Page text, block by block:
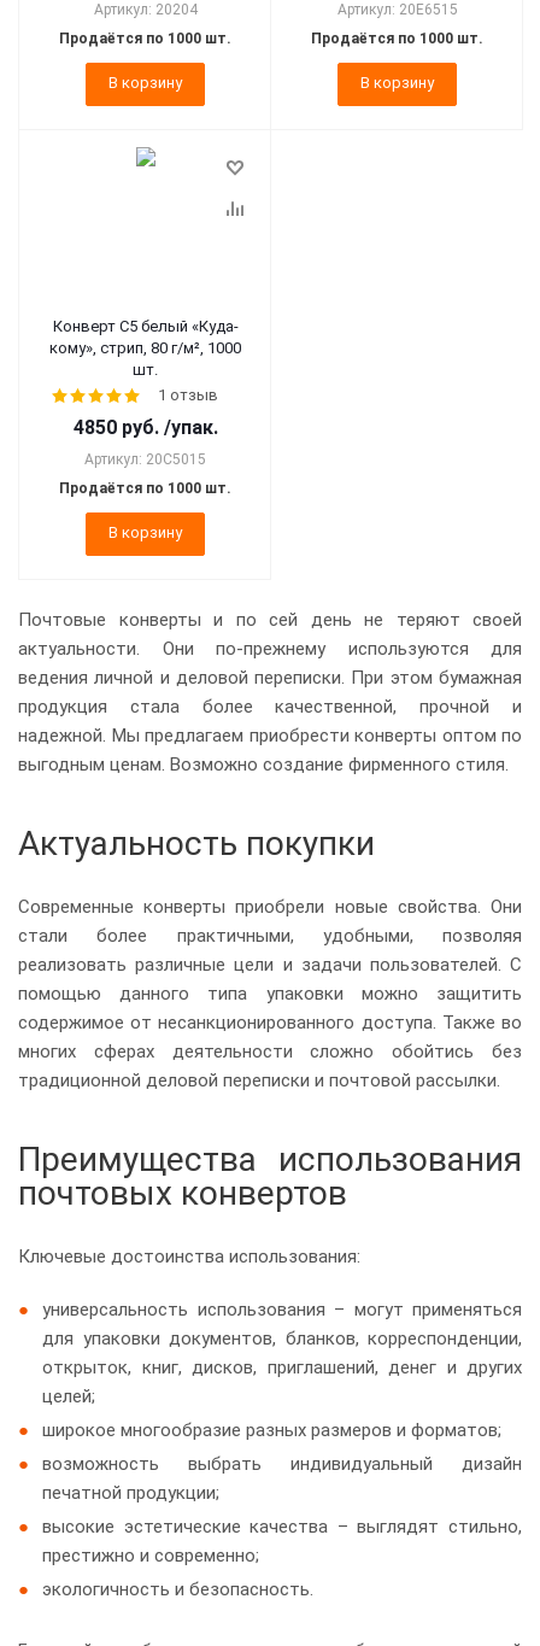
Артикул: 20204
Продаётся по 1000 шт.
В корзину
Артикул: 20E6515
Продаётся по 1000 шт.
В корзину
Конверт С5 белый «Куда-
кому», стрип, 80 г/м², 1000
шт.
1 отзыв
4850 руб. /упак.
Артикул: 20C5015
Продаётся по 1000 шт.
В корзину
Почтовые конверты и по сей день не теряют своей
актуальности. Они по-прежнему используются для
ведения личной и деловой переписки. При этом бумажная
продукция стала более качественной, прочной и
надежной. Мы предлагаем приобрести конверты оптом по
выгодным ценам. Возможно создание фирменного стиля.
Актуальность покупки
Современные конверты приобрели новые свойства. Они
стали более практичными, удобными, позволяя
реализовать различные цели и задачи пользователей. С
помощью данного типа упаковки можно защитить
содержимое от несанкционированного доступа. Также во
многих сферах деятельности сложно обойтись без
традиционной деловой переписки и почтовой рассылки.
Преимущества использования
почтовых конвертов
Ключевые достоинства использования:
универсальность использования – могут применяться
для упаковки документов, бланков, корреспонденции,
открыток, книг, дисков, приглашений, денег и других
целей;
широкое многообразие разных размеров и форматов;
возможность выбрать индивидуальный дизайн
печатной продукции;
высокие эстетические качества – выглядят стильно,
престижно и современно;
экологичность и безопасность.